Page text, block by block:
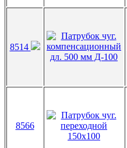
8514
8566